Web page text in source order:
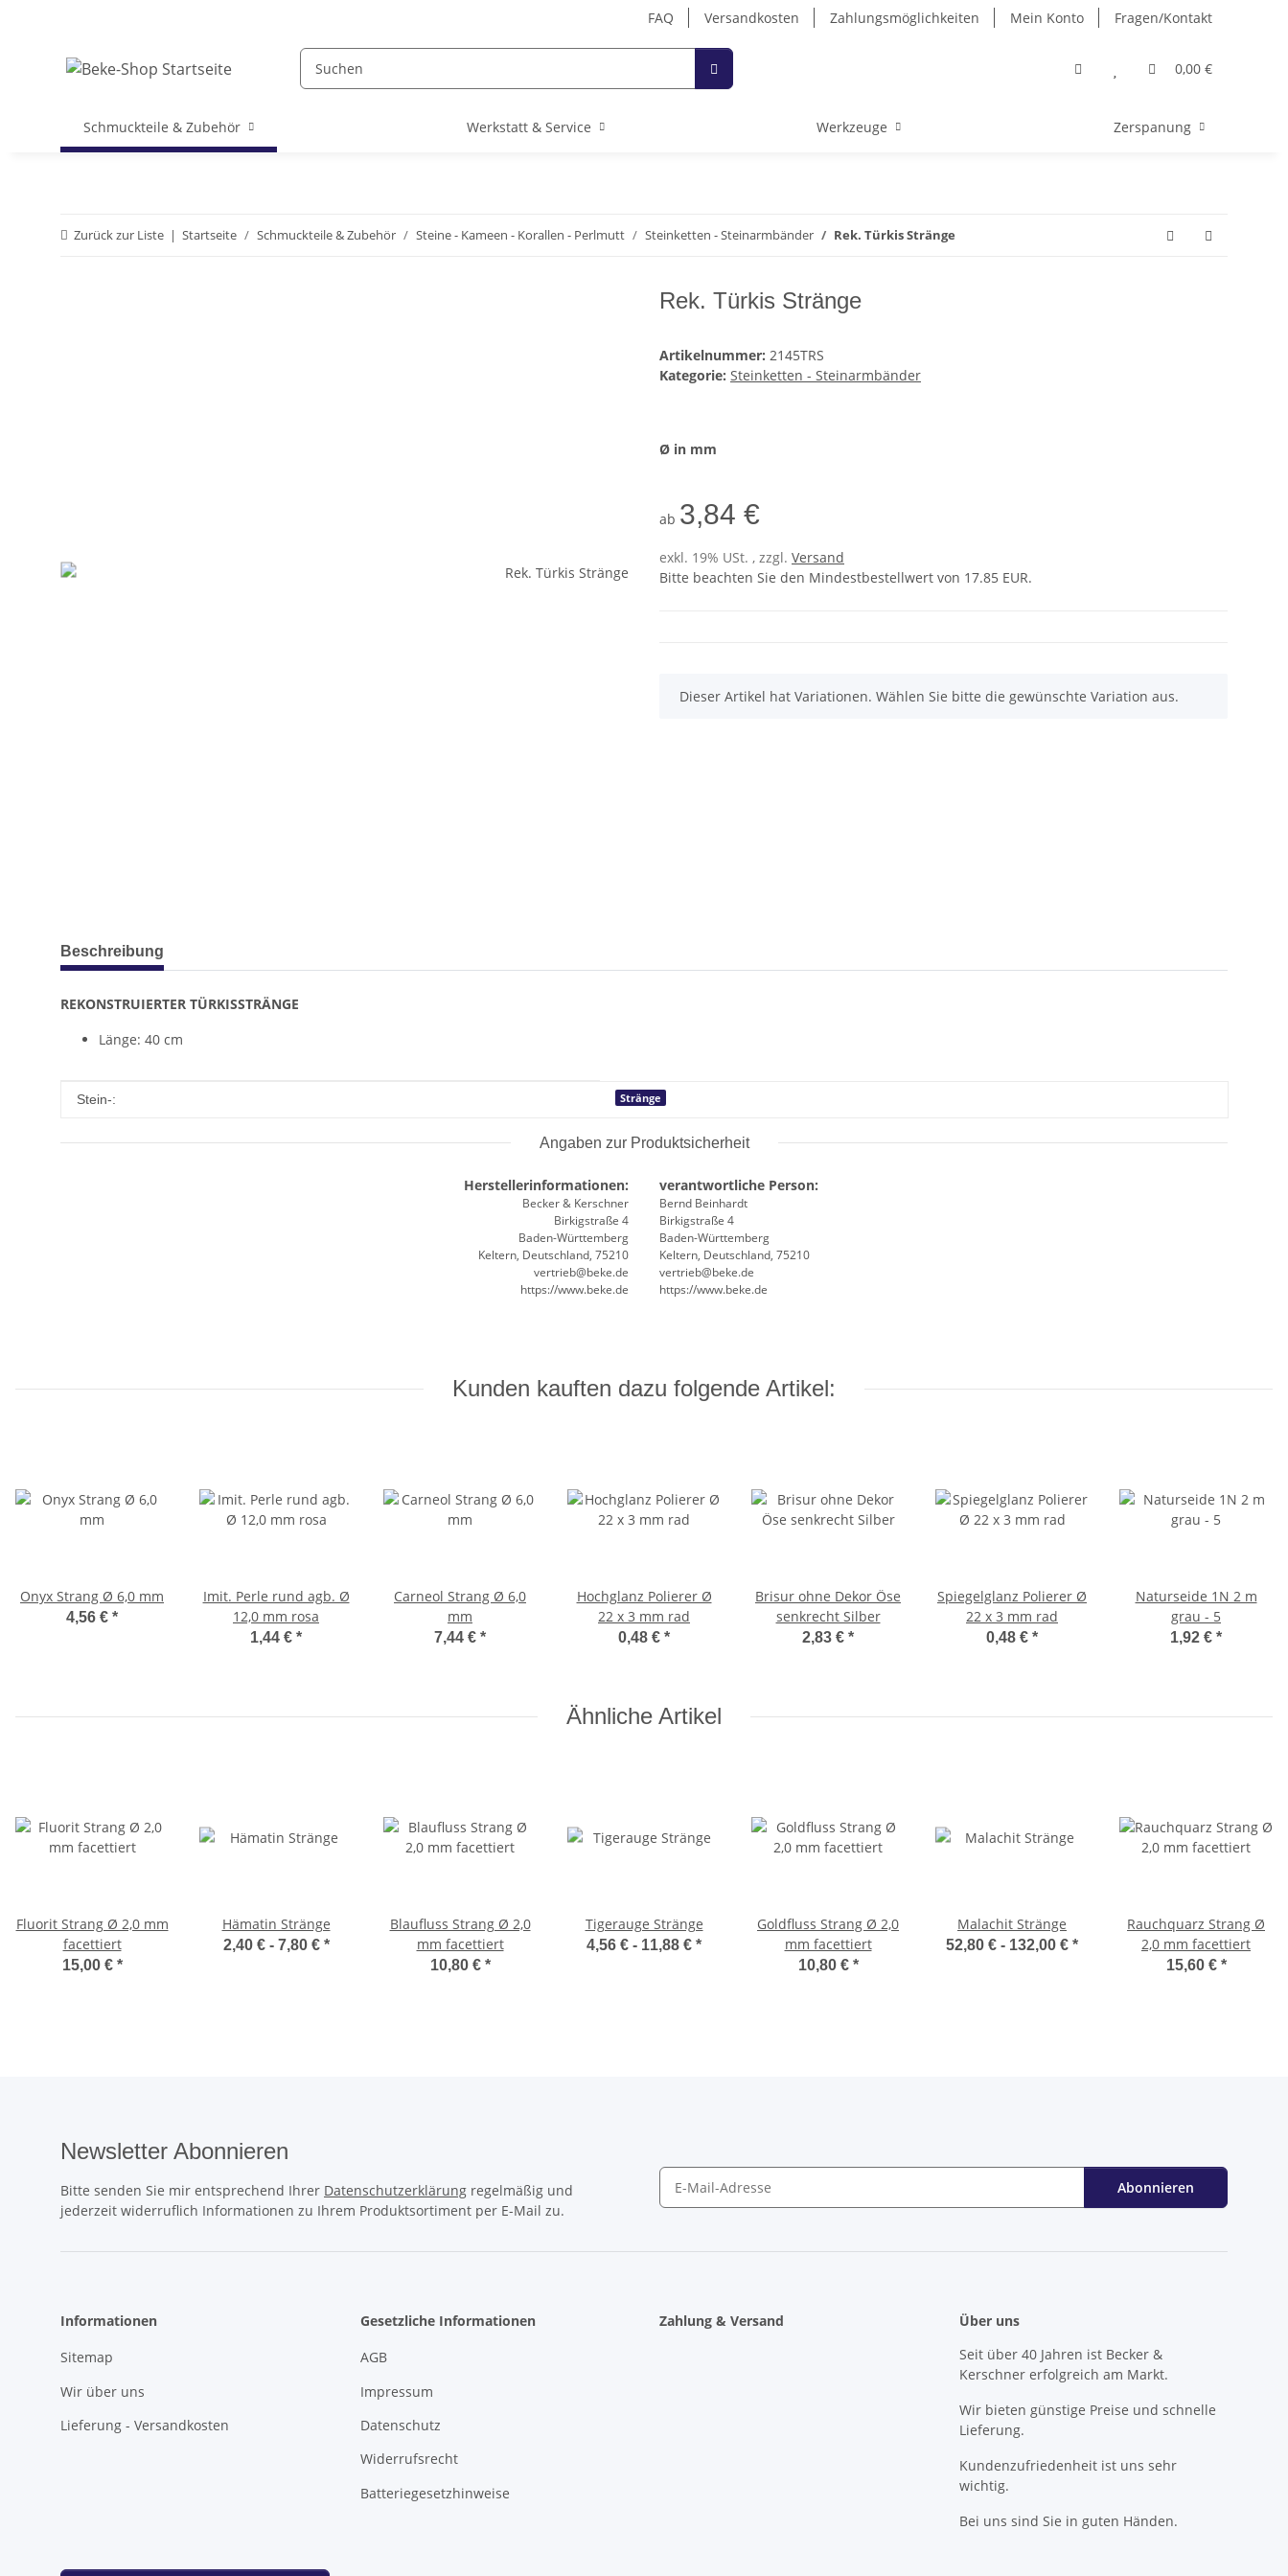
FAQ Versandkosten Zahlungsmöglichkeiten Mein Konto Fragen/Kontakt
0,00 €
Schmuckteile & Zubehör Werkstatt & Service Werkzeuge Zerspanung
Zurück zur Liste Startseite Schmuckteile & Zubehör Steine - Kameen - Korallen - Perlmutt Steinketten - Steinarmbänder Rek. Türkis Stränge
Rek. Türkis Stränge
Artikelnummer: 2145TRS
Kategorie: Steinketten - Steinarmbänder
Ø in mm
ab 3,84 €
exkl. 19% USt. , zzgl. Versand
Bitte beachten Sie den Mindestbestellwert von 17.85 EUR.
x
Dieser Artikel hat Variationen. Wählen Sie bitte die gewünschte Variation aus.
weitere Registerkarten anzeigen
Beschreibung
REKONSTRUIERTER TÜRKISSTRÄNGE
Länge: 40 cm
Produkteigenschaft
Wert
Stein-: Stränge
Angaben zur Produktsicherheit
Herstellerinformationen:
Becker & Kerschner
Birkigstraße 4
Baden-Württemberg
Keltern, Deutschland, 75210
vertrieb@beke.de
https://www.beke.de
verantwortliche Person:
Bernd Beinhardt
Birkigstraße 4
Baden-Württemberg
Keltern, Deutschland, 75210
vertrieb@beke.de
https://www.beke.de
Kunden kauften dazu folgende Artikel:
Onyx Strang Ø 6,0 mm
4,56 € *
Imit. Perle rund agb. Ø
12,0 mm rosa
1,44 € *
Carneol Strang Ø 6,0
mm
7,44 € *
Hochglanz Polierer Ø
22 x 3 mm rad
0,48 € *
Brisur ohne Dekor Öse
senkrecht Silber
2,83 € *
Spiegelglanz Polierer Ø
22 x 3 mm rad
0,48 € *
Naturseide 1N 2 m
grau - 5
1,92 € *
Ähnliche Artikel
Fluorit Strang Ø 2,0 mm
facettiert
15,00 € *
Hämatin Stränge
2,40 € - 7,80 € *
Blaufluss Strang Ø 2,0
mm facettiert
10,80 € *
Tigerauge Stränge
4,56 € - 11,88 € *
Goldfluss Strang Ø 2,0
mm facettiert
10,80 € *
Malachit Stränge
52,80 € - 132,00 € *
Rauchquarz Strang Ø
2,0 mm facettiert
15,60 € *
Newsletter Abonnieren
Bitte senden Sie mir entsprechend Ihrer Datenschutzerklärung regelmäßig und
jederzeit widerruflich Informationen zu Ihrem Produktsortiment per E-Mail zu.
Abonnieren
Informationen
Sitemap
Wir über uns
Lieferung - Versandkosten
Gesetzliche Informationen
AGB
Impressum
Datenschutz
Widerrufsrecht
Batteriegesetzhinweise
Zahlung & Versand
Über uns
Seit über 40 Jahren ist Becker &
Kerschner erfolgreich am Markt.
Wir bieten günstige Preise und schnelle
Lieferung.
Kundenzufriedenheit ist uns sehr
wichtig.
Bei uns sind Sie in guten Händen.